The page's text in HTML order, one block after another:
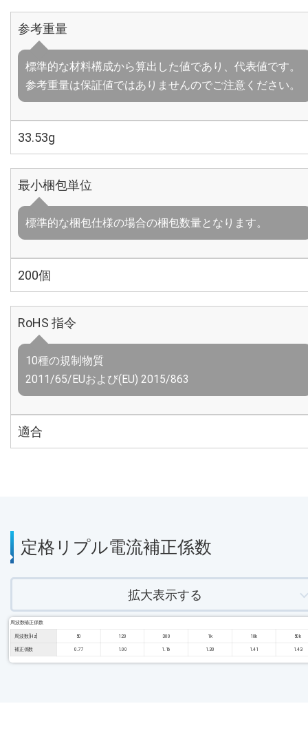
参考重量
標準的な材料構成から算出した値であり、代表値です。
参考重量は保証値ではありませんのでご注意ください。
33.53g
最小梱包単位
標準的な梱包仕様の場合の梱包数量となります。
200個
RoHS 指令
10種の規制物質
2011/65/EUおよび(EU) 2015/863
適合
定格リプル電流補正係数
拡大表示する
周波数補正係数
周波数 [Hz] 50 120 300 1k 10k 50k
補正係数 0.77 1.00 1.16 1.30 1.41 1.43